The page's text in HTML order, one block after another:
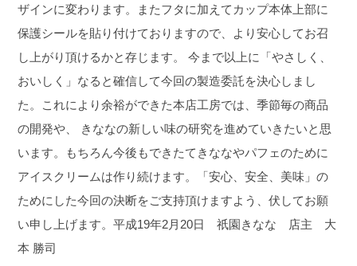
ザインに変わります。またフタに加えてカップ本体上部に
保護シールを貼り付けておりますので、より安心してお召
し上がり頂けるかと存じます。 今まで以上に「やさしく、
おいしく」なると確信して今回の製造委託を決心しまし
た。 これにより余裕ができた本店工房では、季節毎の商品
の開発や、 きななの新しい味の研究を進めていきたいと思
います。
もちろん今後もできたてきななやパフェのために
アイスクリームは作り続けます。
「安心、安全、美味」の
ためにした今回の決断をご支持頂けますよう、伏してお願
い申し上げます。平成19年2月20日 祇園きなな 店主 大
本 勝司